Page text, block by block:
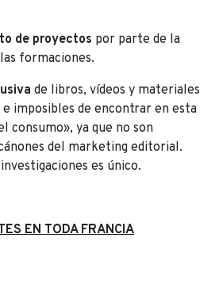
de proyectos por parte de la
formaciones.
de libros, vídeos y materiales
e imposibles de encontrar en esta
consumo», ya que no son
del marketing editorial.
es único.
EN TODA FRANCIA